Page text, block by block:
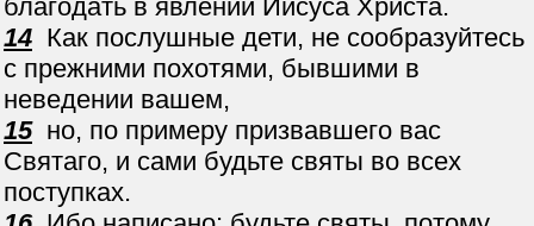
благодать в явлении Иисуса Христа.
14 Как послушные дети, не сообразуйтесь
с прежними похотями, бывшими в
неведении вашем,
15но, по примеру призвавшего вас
Святаго, и сами будьте святы во всех
поступках.